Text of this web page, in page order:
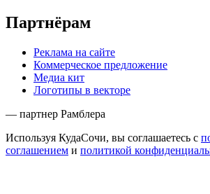
Партнёрам
Реклама на сайте
Коммерческое предложение
Медиа кит
Логотипы в векторе
— партнер Рамблера
Используя КудаСочи, вы соглашаетесь с
соглашением и политикой